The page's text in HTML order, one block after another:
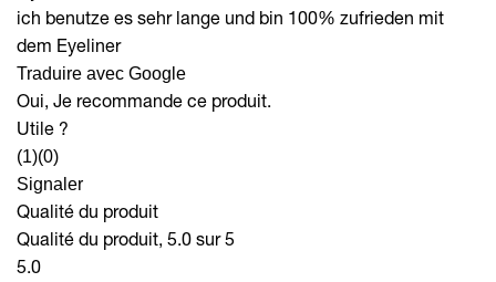
ich benutze es sehr lange und bin 100% zufrieden mit
dem Eyeliner
Traduire avec Google
Oui, Je recommande ce produit.
Utile ?
(1)(0)
Signaler
Qualité du produit
Qualité du produit, 5.0 sur 5
5.0